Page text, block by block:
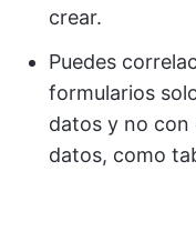
crear.
Puedes
formularios
datos y no con
datos, como